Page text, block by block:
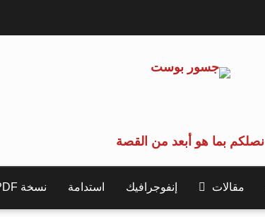
نصلكم بما هو أبعد من القصة
مقالات إنفوجرافيك استدامة نسخة PDF